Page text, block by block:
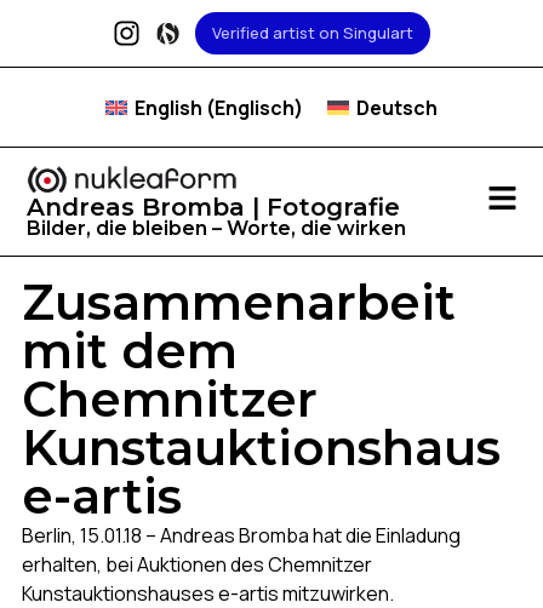
Verified artist on Singulart
English (Englisch) Deutsch
Andreas Bromba | Fotografie
Bilder, die bleiben – Worte, die wirken
Zusammenarbeit
mit dem
Chemnitzer
Kunstauktionshaus
e-artis
Berlin, 15.01.18 – Andreas Bromba hat die Einladung
erhalten, bei Auktionen des Chemnitzer
Kunstauktionshauses e-artis mitzuwirken.